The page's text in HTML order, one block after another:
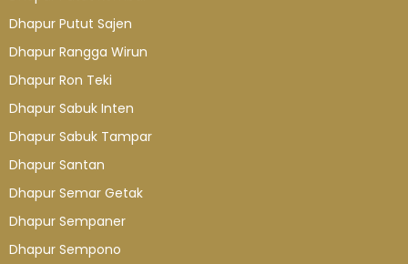
Dhapur Putut Sajen
Dhapur Rangga Wirun
Dhapur Ron Teki
Dhapur Sabuk Inten
Dhapur Sabuk Tampar
Dhapur Santan
Dhapur Semar Getak
Dhapur Sempaner
Dhapur Sempono